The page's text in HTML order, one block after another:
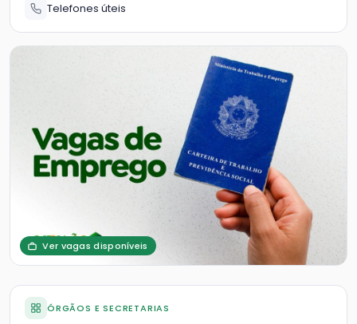
Telefones úteis
Ver vagas disponíveis
ÓRGÃOS E SECRETARIAS